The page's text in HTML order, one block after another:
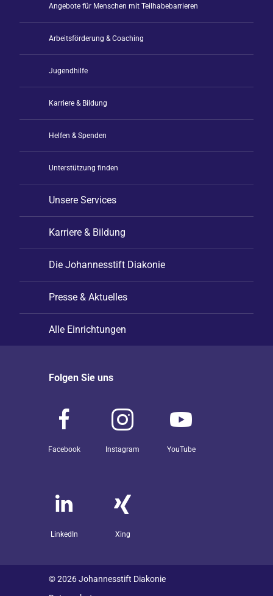
Angebote für Menschen mit Teilhabebarrieren
Arbeitsförderung & Coaching
Jugendhilfe
Karriere & Bildung
Helfen & Spenden
Unterstützung finden
Unsere Services
Karriere & Bildung
Die Johannesstift Diakonie
Presse & Aktuelles
Alle Einrichtungen
Folgen Sie uns
Facebook Instagram YouTube
LinkedIn Xing
© 2026 Johannesstift Diakonie